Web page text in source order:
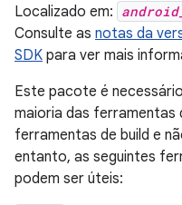
Localizado em:
Consulte as notas da
SDK para ver mais
Este pacote é
maioria das ferramentas
ferramentas de build e
entanto, as seguintes
podem ser úteis: